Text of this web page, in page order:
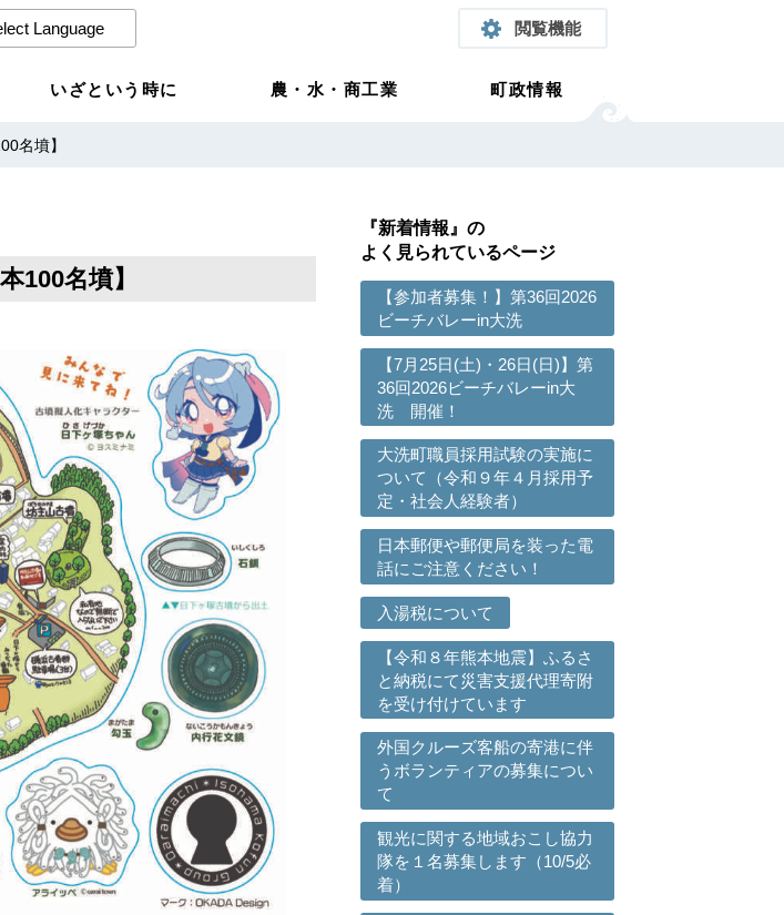
閲覧機能
いざという時に 農・水・商工業 町政情報
名墳】
100名墳】
『新着情報』の
よく見られているページ
【参加者募集！】第36回2026
ビーチバレーin大洗
【7月25日(土)・26日(日)】第
36回2026ビーチバレーin大
洗 開催！
大洗町職員採用試験の実施に
ついて（令和９年４月採用予
定・社会人経験者）
日本郵便や郵便局を装った電
話にご注意ください！
入湯税について
【令和８年熊本地震】ふるさ
と納税にて災害支援代理寄附
を受け付けています
外国クルーズ客船の寄港に伴
うボランティアの募集につい
て
観光に関する地域おこし協力
隊を１名募集します（10/5必
着）